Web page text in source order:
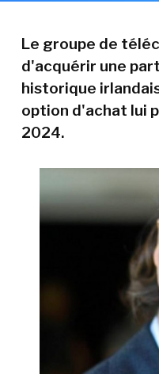
Le groupe de
d'acquérir une
historique
option d'achat lui
2024.